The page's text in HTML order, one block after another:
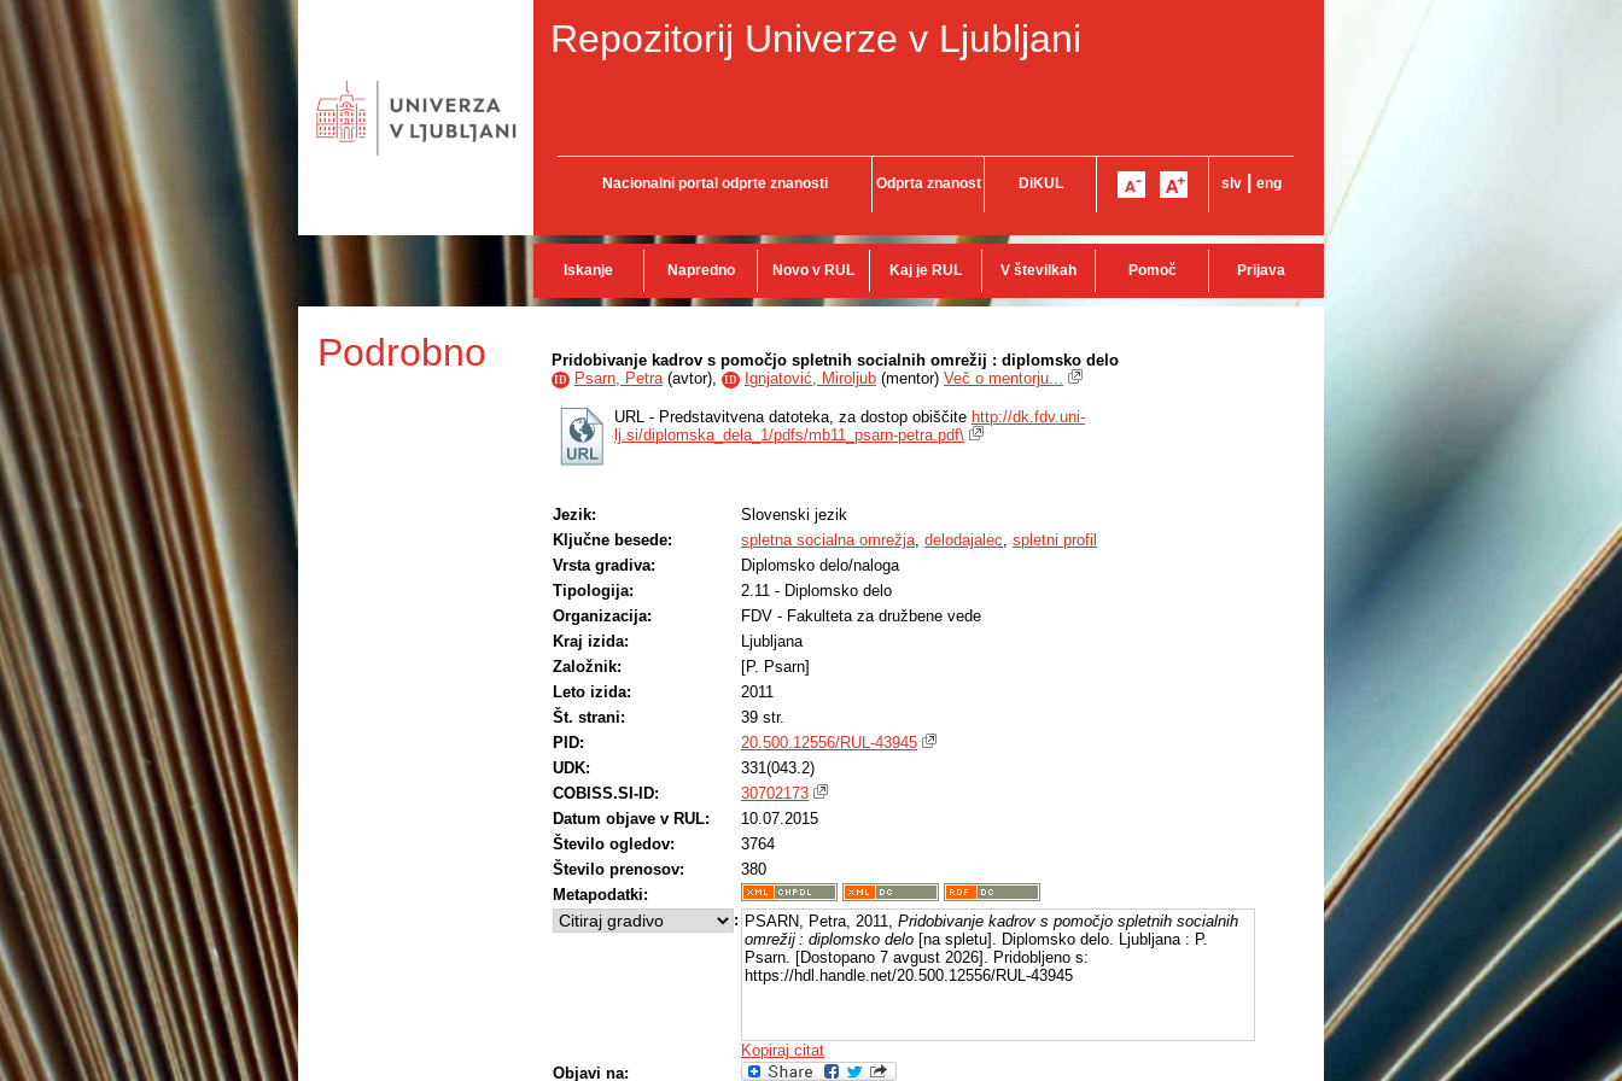
Repozitorij Univerze v Ljubljani
Nacionalni portal odprte znanosti Odprta znanost DiKUL slv eng
Iskanje Napredno Novo v RUL Kaj je RUL V številkah Pomoč Prijava
Podrobno Pridobivanje kadrov s pomočjo spletnih socialnih omrežij : diplomsko delo
ID Psarn, Petra(avtor), ID Ignjatović, Miroljub (mentor) Več o mentorju...
URL - Predstavitvena datoteka, za dostop obiščite http://dk.fdv.uni-
lj.si/diplomska_dela_1/pdfs/mb11_psarn-petra.pdf\
Jezik:
Slovenski jezik
Ključne besede:
spletna socialna omrežja, delodajalec, spletni profil
Vrsta gradiva:
Diplomsko delo/naloga
Tipologija:
2.11 - Diplomsko delo
Organizacija:
FDV - Fakulteta za družbene vede
Kraj izida:
Ljubljana
Založnik:
[P. Psarn]
Leto izida:
2011
Št. strani:
39 str.
PID:
20.500.12556/RUL-43945
UDK:
331(043.2)
COBISS.SI-ID:
30702173
Datum objave v RUL:
10.07.2015
Število ogledov:
3764
Število prenosov:
380
Metapodatki:
: PSARN, Petra, 2011, Pridobivanje kadrov s pomočjo spletnih socialnih
omrežij : diplomsko delo [na spletu]. Diplomsko delo. Ljubljana : P.
Psarn. [Dostopano 7 avgust 2026]. Pridobljeno s:
https://hdl.handle.net/20.500.12556/RUL-43945
Kopiraj citat
Objavi na: